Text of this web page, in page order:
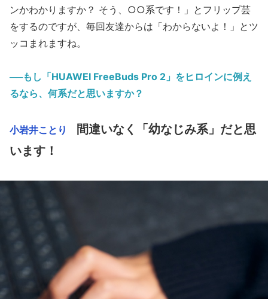
ンかわかりますか？ そう、○○系です！」とフリップ芸
をするのですが、毎回友達からは「わからないよ！」とツ
ッコまれますね。
──もし「HUAWEI FreeBuds Pro 2」をヒロインに例え
るなら、何系だと思いますか？
小岩井ことり
間違いなく「幼なじみ系」だと思
います！